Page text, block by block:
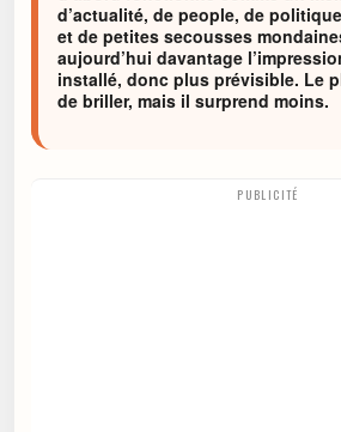
d’actualité, de people, de
et de petites secousses
aujourd’hui davantage
installé, donc plus prévisible. Le
de briller, mais il surprend moins.
PUBLICITÉ